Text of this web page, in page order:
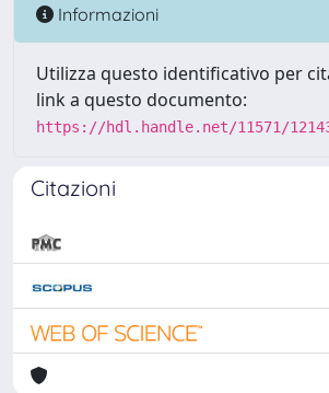
Informazioni
Utilizza questo identificativo per
link a questo documento:
https://hdl.handle.net/11571/
Citazioni